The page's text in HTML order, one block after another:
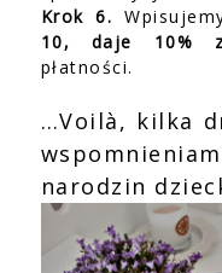
Krok 6.
10, daje 10%
płatności.
…Voilà, kilka
narodzin